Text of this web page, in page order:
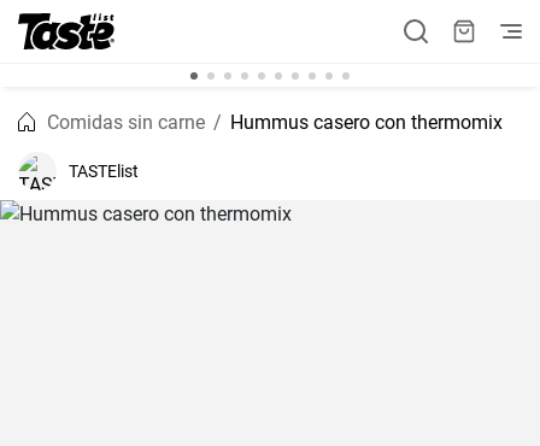
Comidas sin carne Hummus casero con thermomix
TASTElist